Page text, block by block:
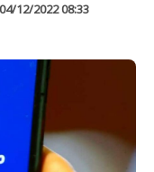
04/12/2022 08:33